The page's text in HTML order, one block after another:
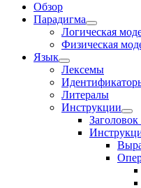
Обзор
Парадигма
Логическая
Физическая
Язык
Лексемы
Литералы
Инструкции